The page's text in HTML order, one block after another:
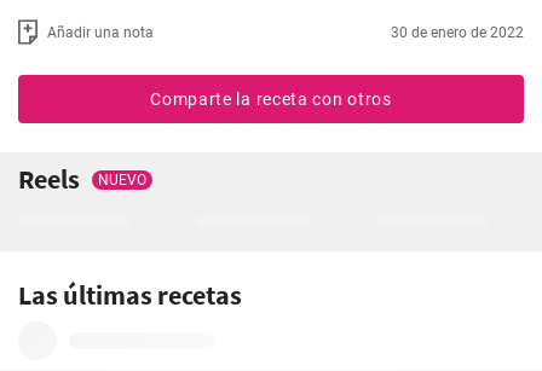
Añadir una nota 30 de enero de 2022
Comparte la receta con otros
Reels NUEVO
Las últimas recetas